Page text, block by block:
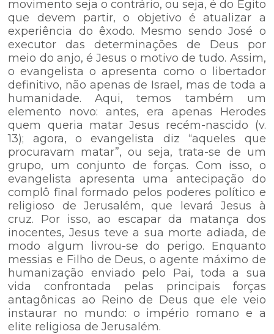
movimento seja o contrário, ou seja, é do Egito
que devem partir, o objetivo é atualizar a
experiência do êxodo. Mesmo sendo José o
executor das determinações de Deus por
meio do anjo, é Jesus o motivo de tudo. Assim,
o evangelista o apresenta como o libertador
definitivo, não apenas de Israel, mas de toda a
humanidade. Aqui, temos também um
elemento novo: antes, era apenas Herodes
quem queria matar Jesus recém-nascido (v.
13); agora, o evangelista diz “aqueles que
procuravam matar”, ou seja, trata-se de um
grupo, um conjunto de forças. Com isso, o
evangelista apresenta uma antecipação do
complô final formado pelos poderes político e
religioso de Jerusalém, que levará Jesus à
cruz. Por isso, ao escapar da matança dos
inocentes, Jesus teve a sua morte adiada, de
modo algum livrou-se do perigo. Enquanto
messias e Filho de Deus, o agente máximo de
humanização enviado pelo Pai, toda a sua
vida confrontada pelas principais forças
antagônicas ao Reino de Deus que ele veio
instaurar no mundo: o império romano e a
elite religiosa de Jerusalém.